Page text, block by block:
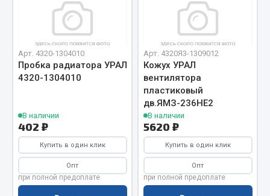
Вентиляторы кабины
Показать ещё
Весь раздел
Масла
Охладжающие жидкости
Технические жидкости
Арт. 4320-1304010
Пробка радиатора УРАЛ
4320-1304010
В наличии
402 ₽
Купить в один клик
Опт
при полной предоплате
Арт. 4320Я3-1309012
Кожух УРАЛ
вентилятора
пластиковый
дв.ЯМЗ-236НЕ2
В наличии
5620 ₽
Купить в один клик
Опт
при полной предоплате